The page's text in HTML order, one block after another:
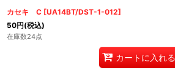
カセキ C [UA14BT/DST-1-012]
50円(税込)
在庫数24点
カートに入れる